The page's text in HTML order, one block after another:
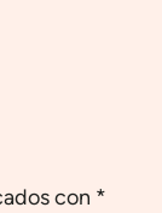
con *